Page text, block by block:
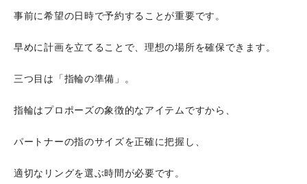
事前に希望の日時で予約することが重要です。
早めに計画を立てることで、理想の場所を確保できます。
三つ目は「指輪の準備」。
指輪はプロポーズの象徴的なアイテムですから、
パートナーの指のサイズを正確に把握し、
適切なリングを選ぶ時間が必要です。